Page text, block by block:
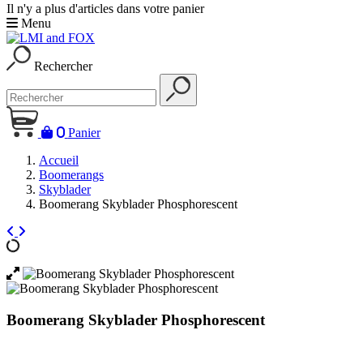
Il n'y a plus d'articles dans votre panier
Menu
Rechercher
0 Panier
Accueil
Boomerangs
Skyblader
Boomerang Skyblader Phosphorescent
Boomerang Skyblader Phosphorescent